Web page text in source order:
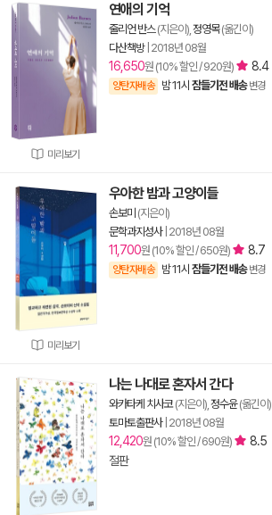
미리보기
연애의 기억
줄리언 반스(지은이), 정영목(옮긴이)
다산책방| 2018년 08월
16,650원 (10% 할인 / 920원) 8.4
양탄자배송 밤 11시 잠들기전 배송 변경
미리보기
우아한 밤과 고양이들
손보미 (지은이)
문학과지성사| 2018년 08월
11,700원 (10% 할인 / 650원) 8.7
양탄자배송 밤 11시 잠들기전 배송 변경
나는 나대로 혼자서 간다
와카타케 치사코(지은이), 정수윤(옮긴이)
토마토출판사| 2018년 08월
12,420원 (10% 할인 / 690원)
8.5
절판